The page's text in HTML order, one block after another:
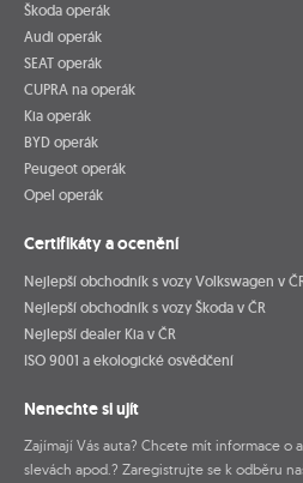
Škoda operák
Audi operák
SEAT operák
CUPRA na operák
Kia operák
BYD operák
Peugeot operák
Opel operák
Certifikáty a ocenění
Nejlepší obchodník s vozy Volkswagen v
Nejlepší obchodník s vozy Škoda v ČR
Nejlepší dealer Kia v ČR
ISO 9001 a ekologické osvědčení
Nenechte si ujít
Zajímají Vás auta? Chcete mít informace o
slevách apod.? Zaregistrujte se k odběru